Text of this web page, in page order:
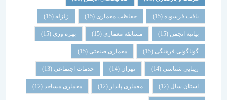
بافت فرسوده (15) حفاظت معماری (15) زلزله
بیانیه انجمن(15) مسابقه معماری (15) بهره وری(15)
گوناگونی فرهنگی (15) معماری صنعتی(15)
زیبایی شناسی (14) تهران خدمات اجتماعی(13)
استان سال(12) معماری پایدار (12) معماری مساجد(12)